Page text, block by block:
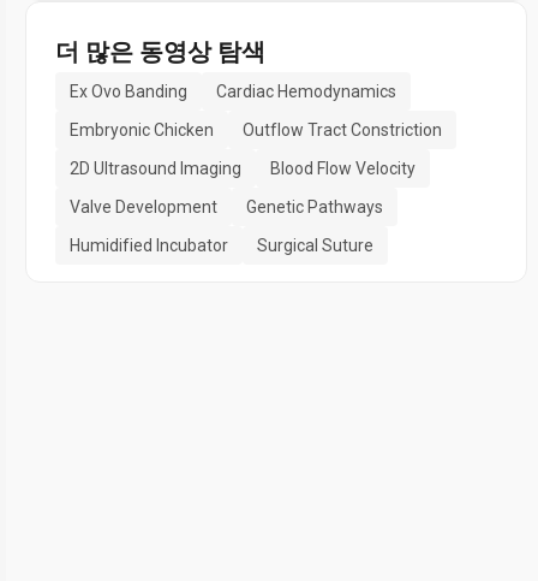
더 많은 동영상 탐색
Ex Ovo Banding
Cardiac Hemodynamics
Embryonic Chicken
Outflow Tract Constriction
2D Ultrasound Imaging
Blood Flow Velocity
Valve Development
Genetic Pathways
Humidified Incubator
Surgical Suture